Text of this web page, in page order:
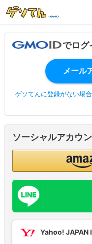
でログ
ゲソてんに登録がない場
ソーシャルアカウ
Yahoo! JAPAN